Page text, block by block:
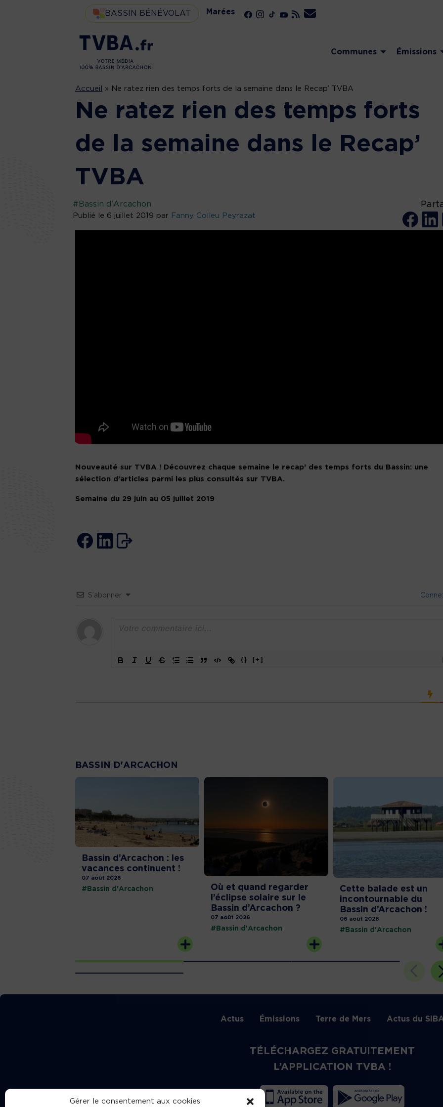
Gérer le consentement aux cookies
BASSIN BÉNÉVOLAT Marées
Communes Émissions
Accueil » Ne ratez rien des temps forts de la semaine dans le Recap’ TVBA
Ne ratez rien des temps forts
de la semaine dans le Recap’
TVBA
#Bassin d'Arcachon
Publié le 6 juillet 2019 par Fanny Colleu Peyrazat
Nouveauté sur TVBA ! Découvrez chaque semaine le recap’ des temps forts du Bassin: une
sélection d’articles parmi les plus consultés sur TVBA.
Semaine du 29 juin au 05 juillet 2019
S’abonner
{} [+]
BASSIN D'ARCACHON
Bassin d’Arcachon : les
vacances continuent !
07 août 2026
#Bassin d'Arcachon
Où et quand regarder
l’éclipse solaire sur le
Bassin d’Arcachon ?
07 août 2026
#Bassin d'Arcachon
Cette balade est un
incontournable du
Bassin d’Arcachon !
06 août 2026
#Bassin d'Arcachon
Actus Émissions Terre de Mers Actus du
TÉLÉCHARGEZ GRATUITEMENT
L’APPLICATION TVBA !